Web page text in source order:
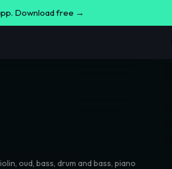
Download free →
, oud, bass, drum and bass, piano